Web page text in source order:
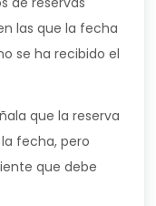
las que la fecha
se ha recibido el
que la reserva
fecha, pero
que debe